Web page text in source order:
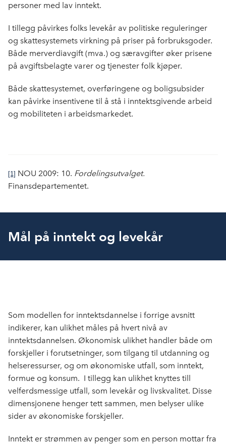
personer med lav inntekt.
I tillegg påvirkes folks levekår av politiske reguleringer
og skattesystemets virkning på priser på forbruksgoder.
Både merverdiavgift (mva.) og særavgifter øker prisene
på avgiftsbelagte varer og tjenester folk kjøper.
Både skattesystemet, overføringene og boligsubsider
kan påvirke insentivene til å stå i inntektsgivende arbeid
og mobiliteten i arbeidsmarkedet.
[1] NOU 2009: 10. Fordelingsutvalget.
Finansdepartementet.
Mål på inntekt og levekår
Som modellen for inntektsdannelse i forrige avsnitt
indikerer, kan ulikhet måles på hvert nivå av
inntektsdannelsen. Økonomisk ulikhet handler både om
forskjeller i forutsetninger, som tilgang til utdanning og
helseressurser, og om økonomiske utfall, som inntekt,
formue og konsum. I tillegg kan ulikhet knyttes till
velferdsmessige utfall, som levekår og livskvalitet. Disse
dimensjonene henger tett sammen, men belyser ulike
sider av økonomiske forskjeller.
Inntekt er strømmen av penger som en person mottar fra